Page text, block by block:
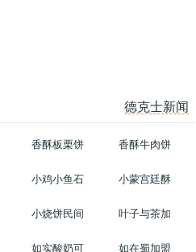
德克士新闻
香酥板栗饼 香酥牛肉饼
小鸡小鱼石 小蒙宫廷酥
小烧饼民间 叶子与茶加
如实酸奶可 如在蜀加盟